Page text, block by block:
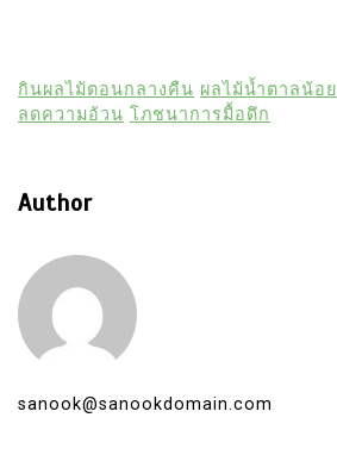
กินผลไม้ตอนกลางคืน ผลไม้น้ำตาลน้อย
ลดความอ้วน โภชนาการมื้อดึก
Author
sanook@sanookdomain.com